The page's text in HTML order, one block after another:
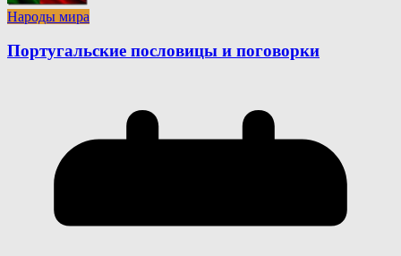
Народы мира
Португальские пословицы и поговорки